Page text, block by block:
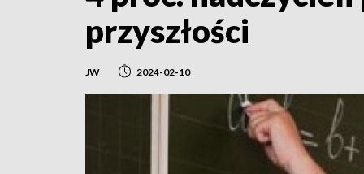
przyszłości
JW 2024-02-10